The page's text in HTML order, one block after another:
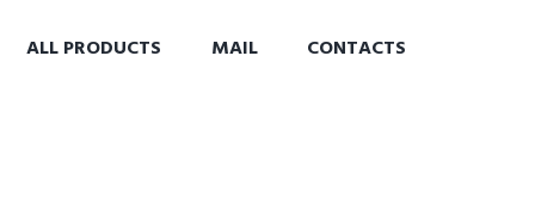
ALL PRODUCTS MAIL CONTACTS